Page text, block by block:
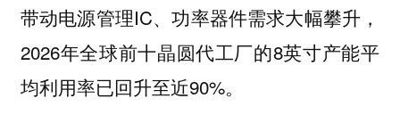
带动电源管理IC、功率器件需求大幅攀升，
2026年全球前十晶圆代工厂的8英寸产能平
均利用率已回升至近90%。